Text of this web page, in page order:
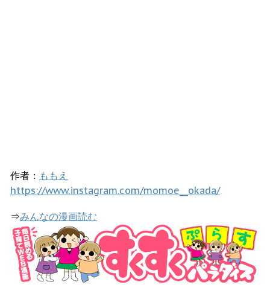
作者： ももえ
https://www.instagram.com/momoe__okada/
⇒みんなの漫画読む